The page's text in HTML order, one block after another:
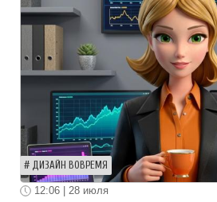
ДИЗАЙН ВОВРЕМЯ
12:06 | 28 июля